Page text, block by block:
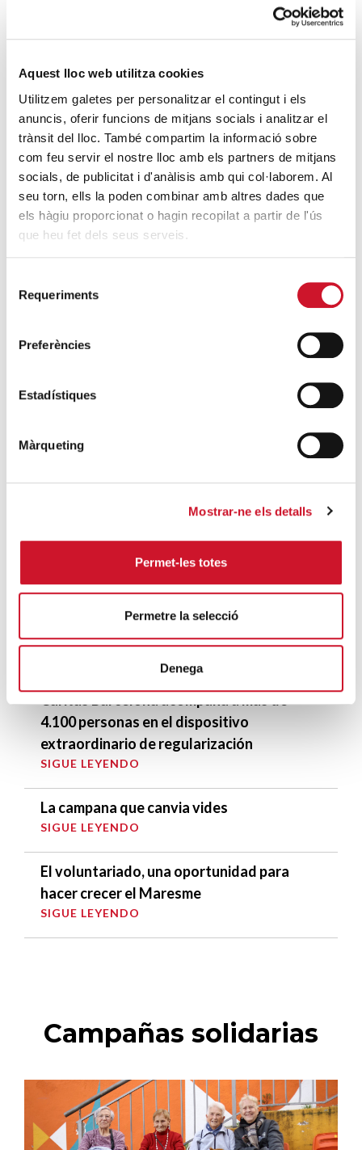
Aquest lloc web utilitza cookies
Utilitzem galetes per personalitzar el contingut i els
anuncis, oferir funcions de mitjans socials i analitzar el
trànsit del lloc. També compartim la informació sobre
com feu servir el nostre lloc amb els partners de mitjans
socials, de publicitat i d'anàlisis amb qui col·laborem. Al
seu torn, ells la poden combinar amb altres dades que
els hàgiu proporcionat o hagin recopilat a partir de l'ús
que heu fet dels seus serveis.
Requeriments
Preferències
Estadístiques
Màrqueting
Mostrar-ne els detalls
Permet-les totes
Permetre la selecció
Denega
SIGUE LEYENDO
ENTRADAS RELACIONADAS
A pesar del estado de alarma, Cáritas
Barcelona ayuda a la contratación de
personas en situación de vulnerabilidad
SIGUE LEYENDO
Formació i Treball
1 de cada 4 familias atendidas por Cáritas
desempleados
voluntariado de Cáritas
ÚLTIMAS ENTRADAS
Cáritas expresa su preocupación por la
situación en Ceuta y hace un llamamiento a
la protección de la dignidad humana
Cáritas Barcelona acompaña a más de
4.100 personas en el dispositivo
extraordinario de regularización
SIGUE LEYENDO
La campana que canvia vides
SIGUE LEYENDO
El voluntariado, una oportunidad para
hacer crecer el Maresme
SIGUE LEYENDO
Campañas solidarias